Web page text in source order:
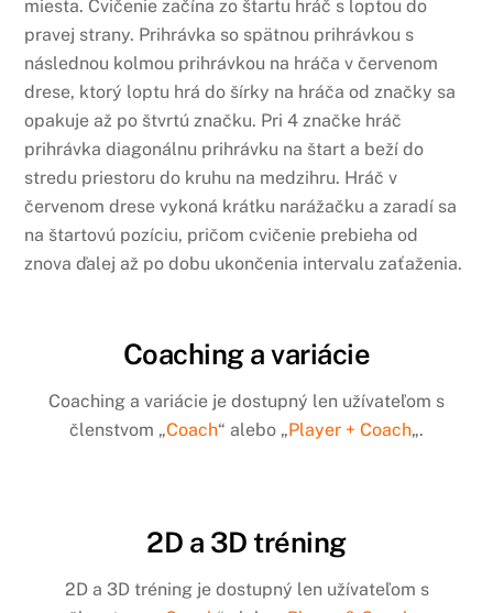
miesta. Cvičenie začína zo štartu hráč s loptou do
pravej strany. Prihrávka so spätnou prihrávkou s
následnou kolmou prihrávkou na hráča v červenom
drese, ktorý loptu hrá do šírky na hráča od značky sa
opakuje až po štvrtú značku. Pri 4 značke hráč
prihrávka diagonálnu prihrávku na štart a beží do
stredu priestoru do kruhu na medzihru. Hráč v
červenom drese vykoná krátku narážačku a zaradí sa
na štartovú pozíciu, pričom cvičenie prebieha od
znova ďalej až po dobu ukončenia intervalu zaťaženia.
Coaching a variácie
Coaching a variácie je dostupný len užívateľom s
členstvom „Coach“ alebo „Player + Coach„.
2D a 3D tréning
2D a 3D tréning je dostupný len užívateľom s